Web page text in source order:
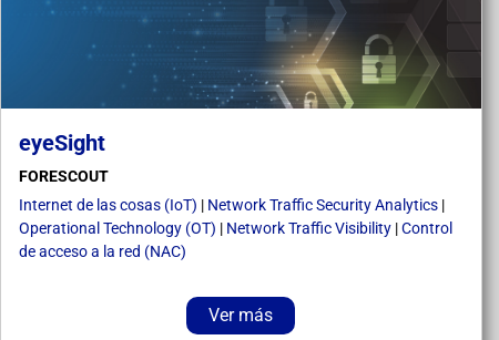
eyeSight
FORESCOUT
Internet de las cosas (IoT) | Network Traffic Security Analytics |
Operational Technology (OT) | Network Traffic Visibility |Control
de acceso a la red (NAC)
Ver más